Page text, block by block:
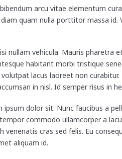
arcu vitae elementum
quam nulla porttitor massa
nullam vehicula. Mauris
habitant morbi tristique
lacus laoreet non
in nisl. Id semper risus in
dolor sit. Nunc faucibus a
commodo ullamcorper a
venenatis cras sed felis. Eu
aliquam id.